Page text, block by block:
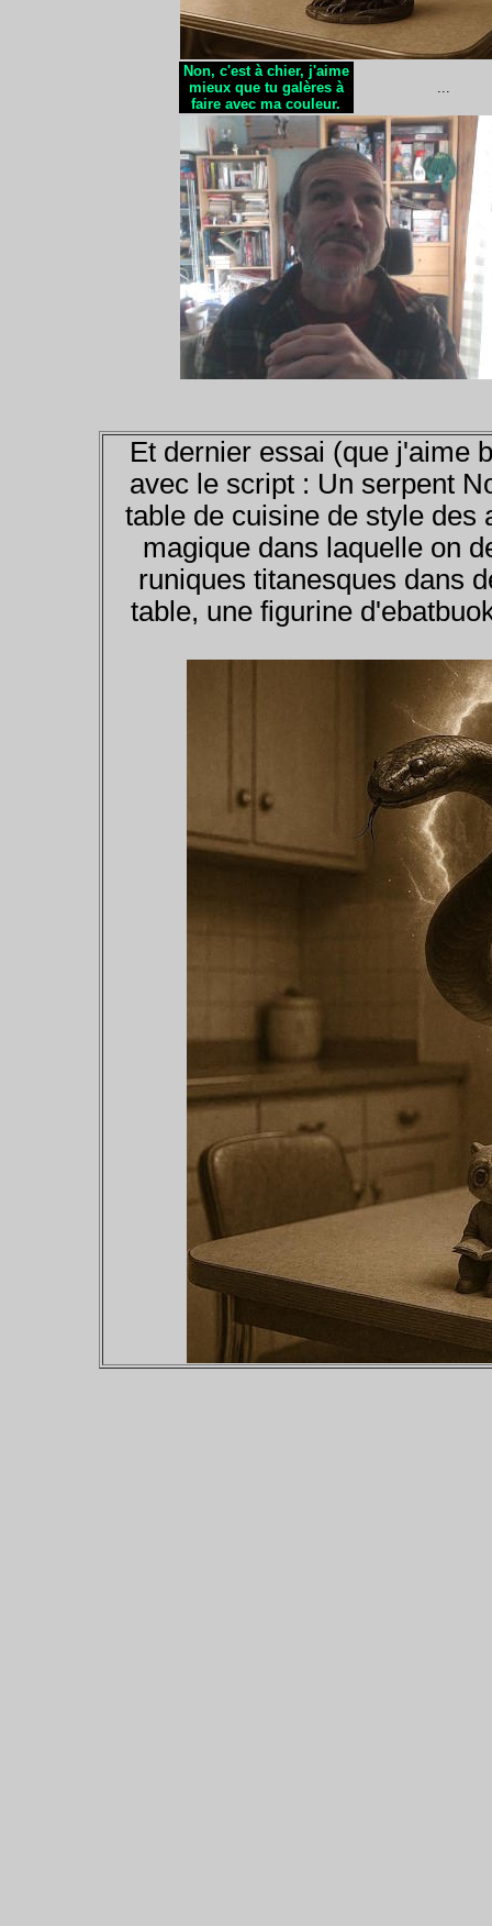
Non, c'est à chier, j'aime
mieux que tu galères à
faire avec ma couleur.
...
Et dernier essai (que j'aime
avec le script : Un serpent
table de cuisine de style des
magique dans laquelle on
runiques titanesques dans
table, une figurine